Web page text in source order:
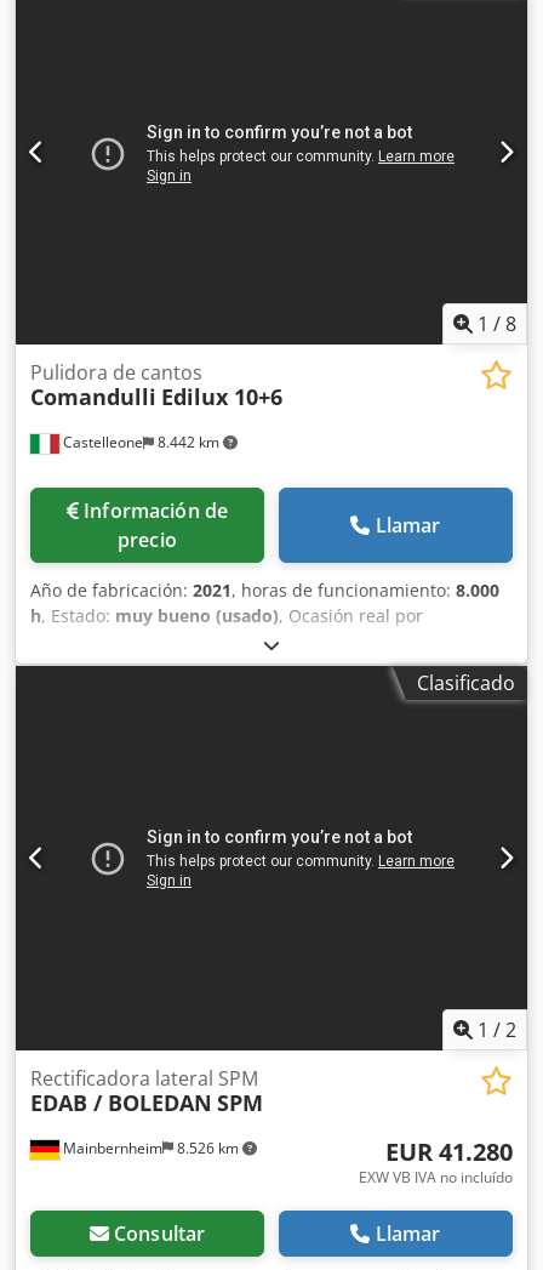
estado en funcionamiento durante al menos 5 años y
necesita ser revisada. Es posible inspección in situ. Cedpfx
Ajyypmmsprerf
1 /8
Castelleone 8.442 km
Pulidora de cantos
Comandulli Edilux 10+6
Información de
precio
Llamar
Año de fabricación: 2021, horas de funcionamiento: 8.000
h, Estado: muy bueno (usado), Ocasión real por
automatización del taller: Edilux 10+6 de 2021 para cantos
rectos de 10 a 100 mm de grosor con: 10 husillos frontales
de pulido, 3 husillos biseladores superiores, 3 husillos
Clasificado
1 /2
Mainbernheim 8.526 km
Rectificadora lateral SPM
EDAB / BOLEDAN SPM
EUR 41.280
EXW VB IVA no incluído
Consultar Llamar